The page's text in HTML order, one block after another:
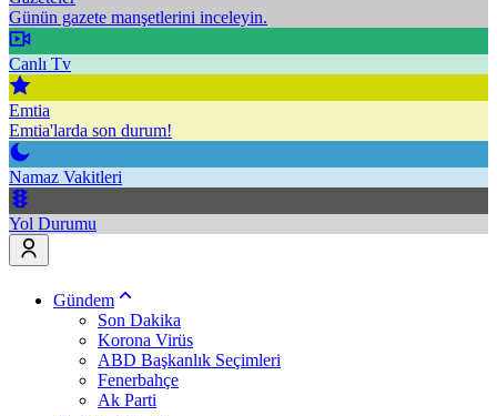
Günün gazete manşetlerini inceleyin.
Canlı Tv
Emtia
Emtia'larda son durum!
Namaz Vakitleri
Yol Durumu
Gündem
Son Dakika
Korona Virüs
ABD Başkanlık Seçimleri
Fenerbahçe
Ak Parti